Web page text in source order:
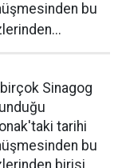
bu
birçok Sinagog
tarihi
bu
birisi